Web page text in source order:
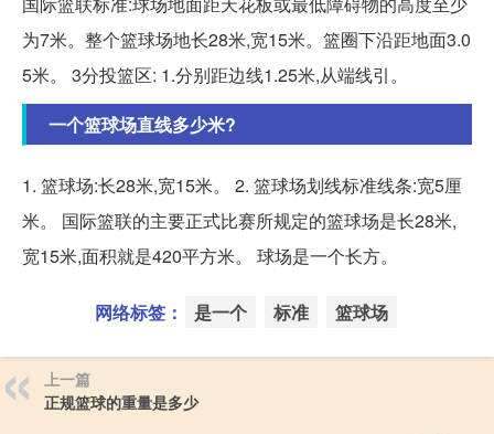
为7米。整个篮球场地长28米,宽15米。篮圈下沿距地面3.0
5米。 3分投篮区: 1.分别距边线1.25米,从端线引。
一个篮球场直线多少米?
1. 篮球场:长28米,宽15米。 2. 篮球场划线标准线条:宽5厘
米。 国际篮联的主要正式比赛所规定的篮球场是长28米,
宽15米,面积就是420平方米。 球场是一个长方。
网络标签： 是一个 标准 篮球场
上一篇
正规篮球的重量是多少